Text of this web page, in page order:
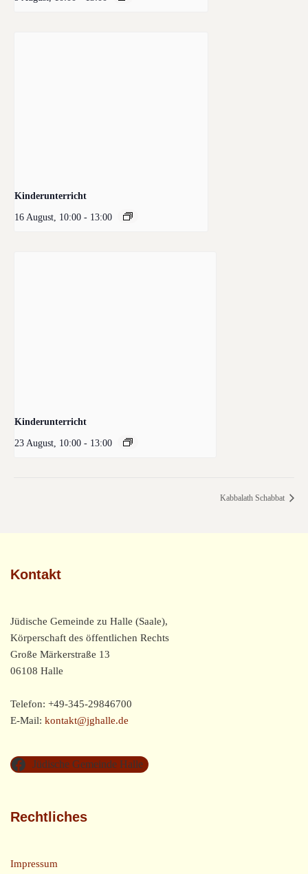
Kinderunterricht
16 August, 10:00 - 13:00
Kinderunterricht
23 August, 10:00 - 13:00
Kabbalath Schabbat
Kontakt
Jüdische Gemeinde zu Halle (Saale),
Körperschaft des öffentlichen Rechts
Große Märkerstraße 13
06108 Halle
Telefon: +49-345-29846700
E-Mail: kontakt@jghalle.de
Jüdische Gemeinde Halle
Rechtliches
Impressum